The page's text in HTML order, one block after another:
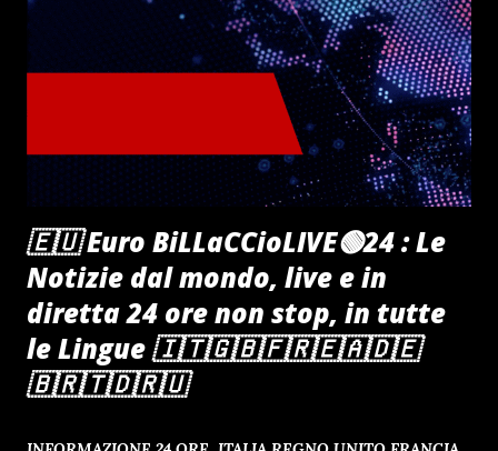
🇪🇺 Euro BiLLaCCioLIVE🟢24 : Le
Notizie dal mondo, live e in
diretta 24 ore non stop, in tutte
le Lingue 🇮🇹🇬🇧🇫🇷🇪🇦🇩🇪
🇧🇷🇹🇩🇷🇺